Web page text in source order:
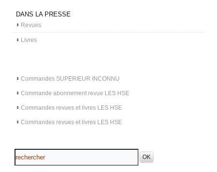
DANS LA PRESSE
Revues
Livres
Commandes SUPERIEUR INCONNU
Commande abonnement revue LES HSE
Commandes revues et livres LES HSE
Commandes revues et livres LES HSE